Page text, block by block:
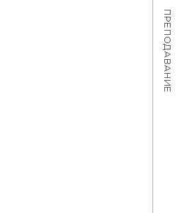
ПРЕПОДАВАНИЕ